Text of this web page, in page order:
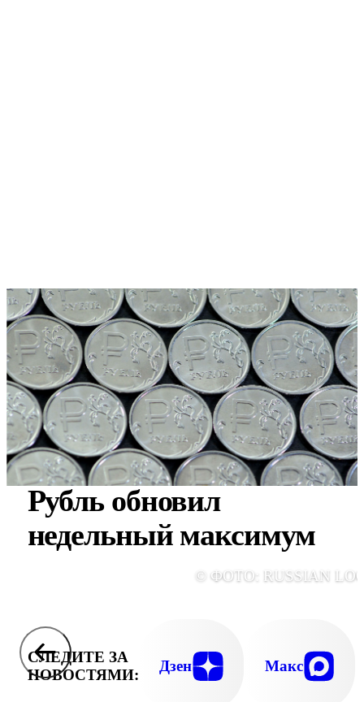
Рубль обновил
недельный максимум
© ФОТО: RUSSIAN
СЛЕДИТЕ ЗА
НОВОСТЯМИ:
Дзен Макс